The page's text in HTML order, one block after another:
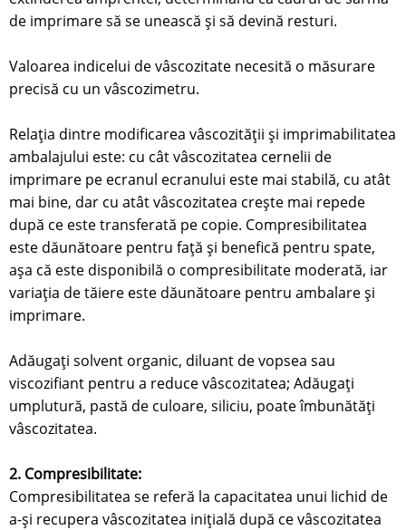
de imprimare să se unească și să devină resturi.
Valoarea indicelui de vâscozitate necesită o măsurare
precisă cu un vâscozimetru.
Relația dintre modificarea vâscozității și imprimabilitatea
ambalajului este: cu cât vâscozitatea cernelii de
imprimare pe ecranul ecranului este mai stabilă, cu atât
mai bine, dar cu atât vâscozitatea crește mai repede
după ce este transferată pe copie. Compresibilitatea
este dăunătoare pentru față și benefică pentru spate,
așa că este disponibilă o compresibilitate moderată, iar
variația de tăiere este dăunătoare pentru ambalare și
imprimare.
Adăugați solvent organic, diluant de vopsea sau
viscozifiant pentru a reduce vâscozitatea; Adăugați
umplutură, pastă de culoare, siliciu, poate îmbunătăți
vâscozitatea.
2. Compresibilitate:
Compresibilitatea se referă la capacitatea unui lichid de
a-și recupera vâscozitatea inițială după ce vâscozitatea